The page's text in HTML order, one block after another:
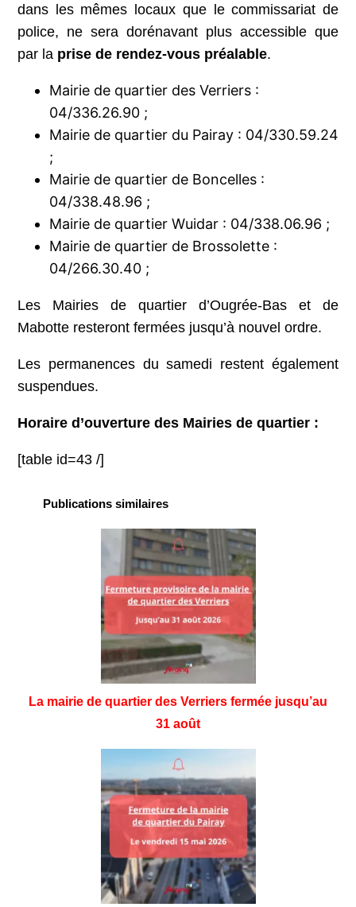
dans les mêmes locaux que le commissariat de
police, ne sera dorénavant plus accessible que
par la prise de rendez-vous préalable.
Mairie de quartier des Verriers :
04/336.26.90 ;
Mairie de quartier du Pairay : 04/330.59.24
;
Mairie de quartier de Boncelles :
04/338.48.96 ;
Mairie de quartier Wuidar : 04/338.06.96 ;
Mairie de quartier de Brossolette :
04/266.30.40 ;
Les Mairies de quartier d’Ougrée-Bas et de
Mabotte resteront fermées jusqu’à nouvel ordre.
Les permanences du samedi restent également
suspendues.
Horaire d’ouverture des Mairies de quartier :
[table id=43 /]
Publications similaires
La mairie de quartier des Verriers fermée jusqu’au
31 août